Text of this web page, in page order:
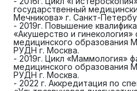
государственный
Мечникова» г. Санкт-
- 2019г. Повышение
«Акушерство и
медицинского образования
РУДН г. Москва.
- 2019г. Цикл «Маммология»
медицинского образования
РУДН г. Москва.
- 2022 г. Аккредитация по